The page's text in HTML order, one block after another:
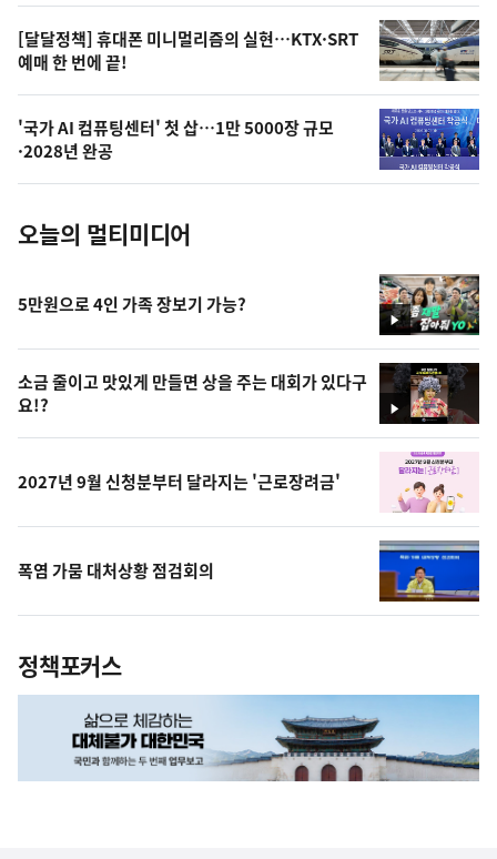
오
늘
의
사
진
[달달정책] 휴대폰 미니멀리즘의 실현…KTX·SRT
예매 한 번에 끝!
'국가 AI 컴퓨팅센터' 첫 삽…1만 5000장 규모
·2028년 완공
오늘의 멀티미디어
영
상
5만원으로 4인 가족 장보기 가능?
영
상
소금 줄이고 맛있게 만들면 상을 주는 대회가 있다구
요!?
2027년 9월 신청분부터 달라지는 '근로장려금'
폭염 가뭄 대처상황 점검회의
정책포커스